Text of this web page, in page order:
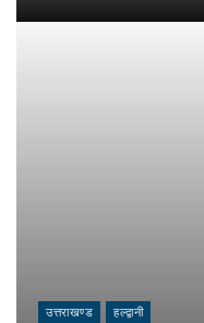
उत्तराखण्ड हल्द्वानी